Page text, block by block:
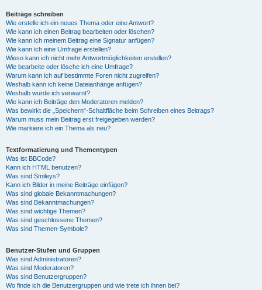
Beiträge schreiben
Wie erstelle ich ein neues Thema oder eine Antwort?
Wie kann ich einen Beitrag bearbeiten oder löschen?
Wie kann ich meinem Beitrag eine Signatur anfügen?
Wie kann ich eine Umfrage erstellen?
Wieso kann ich nicht mehr Antwortmöglichkeiten erstellen?
Wie bearbeite oder lösche ich eine Umfrage?
Warum kann ich auf bestimmte Foren nicht zugreifen?
Weshalb kann ich keine Dateianhänge anfügen?
Weshalb wurde ich verwarnt?
Wie kann ich Beiträge den Moderatoren melden?
Was bewirkt die „Speichern“-Schaltfläche beim Schreiben eines Beitrags?
Warum muss mein Beitrag erst freigegeben werden?
Wie markiere ich ein Thema als neu?
Textformatierung und Thementypen
Was ist BBCode?
Kann ich HTML benutzen?
Was sind Smileys?
Kann ich Bilder in meine Beiträge einfügen?
Was sind globale Bekanntmachungen?
Was sind Bekanntmachungen?
Was sind wichtige Themen?
Was sind geschlossene Themen?
Was sind Themen-Symbole?
Benutzer-Stufen und Gruppen
Was sind Administratoren?
Was sind Moderatoren?
Was sind Benutzergruppen?
Wo finde ich die Benutzergruppen und wie trete ich ihnen bei?